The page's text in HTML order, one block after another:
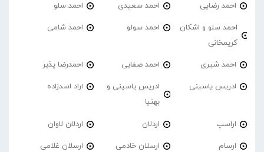
احمد‌ رضایی احمد سعیدی احمد سلو
احمد سلو و اشکان
کریمخانی
احمد سولو احمد شامی
احمد شیری احمد صفایی احمدرضا پذیر
ادریس یاسینی
ادریس یاسینی و
بهنیا
اراد اسدزاده
اراسپ اردلان اردلان لاوان
ارسام ارسلان خادمی ارسلان غلامی